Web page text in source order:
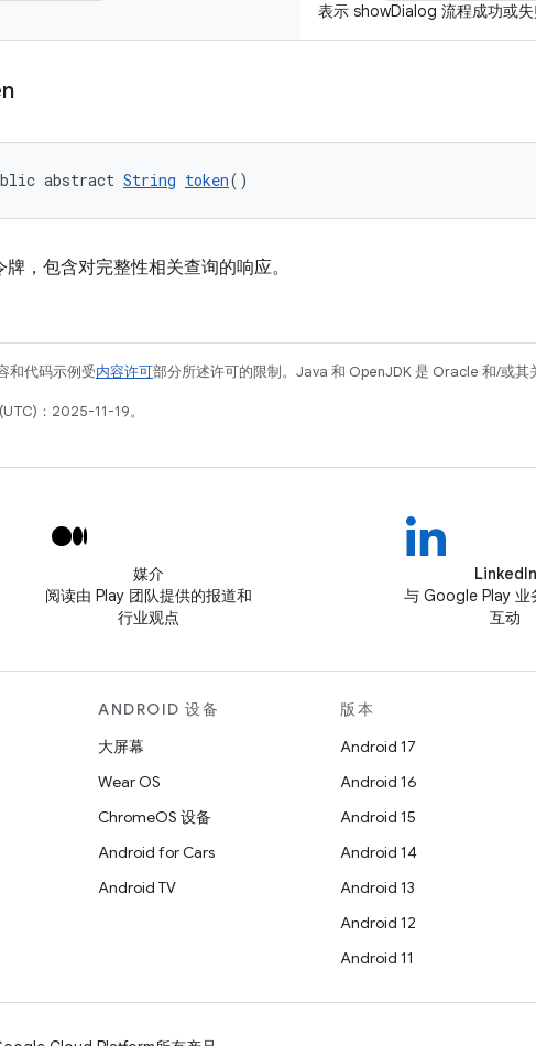
表示 showDialog 流程成功或失
abstract String token()
牌，包含对完整性相关查询的响应。
和代码示例受内容许可部分所述许可的限制。Java 和 OpenJDK 是 Oracle 和/或其
：2025-11-19。
媒介
阅读由 Play 团队提供的报道和
行业观点
LinkedIn
与 Google Play 业
互动
ANDROID 设备
大屏幕
Wear OS
ChromeOS 设备
Android for Cars
Android TV
版本
Android 17
Android 16
Android 15
Android 14
Android 13
Android 12
Android 11